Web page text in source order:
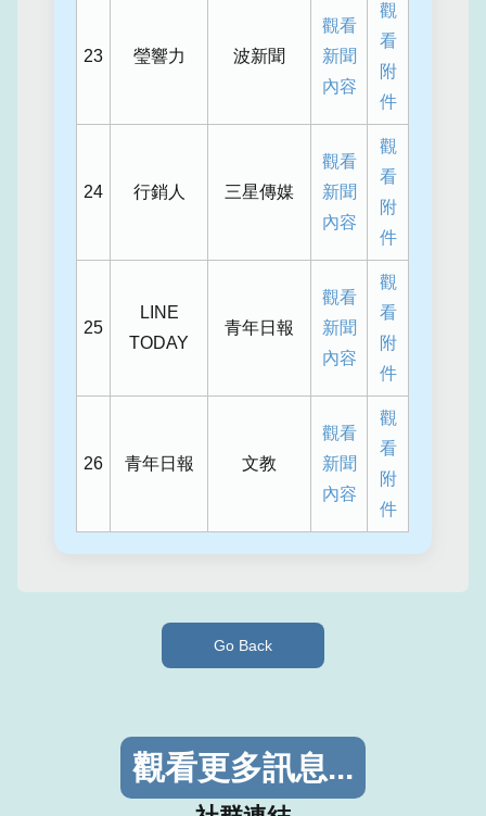
23 瑩響力 波新聞
觀看
新聞
內容
觀
看
附
件
24 行銷人 三星傳媒
觀看
新聞
內容
觀
看
附
件
25
LINE
TODAY
青年日報
觀看
新聞
內容
觀
看
附
件
26 青年日報 文教
觀看
新聞
內容
觀
看
附
件
Go Back
觀看更多訊息...